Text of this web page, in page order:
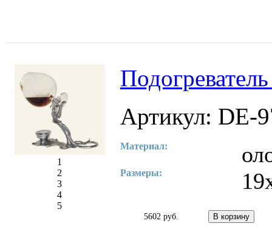
1
2
3
4
5
Артикул: DE-
Материал:
Размеры:
5602 руб.